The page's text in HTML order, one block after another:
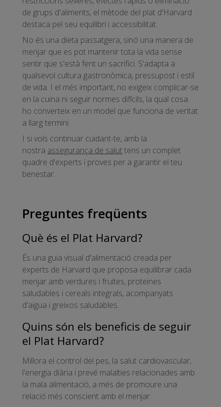
de grups d'aliments, el mètode del plat d'Harvard
destaca pel seu equilibri i accessibilitat.
No és una dieta passatgera, sinó una manera de
menjar que es pot mantenir tota la vida sense
sentir que s'està fent un sacrifici. S'adapta a
qualsevol cultura gastronòmica, pressupost i estil
de vida. I el més important, no exigeix complicar-se
en la cuina ni seguir normes difícils, la qual cosa
ho converteix en un model que funciona de veritat
a llarg termini.
I si vols continuar cuidant-te, amb la
nostra assegurança de saluttens un complet
quadre d'experts i proves per a garantir el teu
benestar.
Preguntes freqüents
Què és el Plat Harvard?
És una guia visual d'alimentació creada per
experts de Harvard que proposa equilibrar cada
menjar amb verdures i fruites, proteïnes
saludables i cereals integrals, acompanyats
d'aigua i greixos saludables.
Quins són els beneficis de seguir
el Plat Harvard?
Millora el control del pes, la salut cardiovascular,
l'energia diària i prevé malalties relacionades amb
la mala alimentació, a més de promoure una
relació més conscient amb el menjar.